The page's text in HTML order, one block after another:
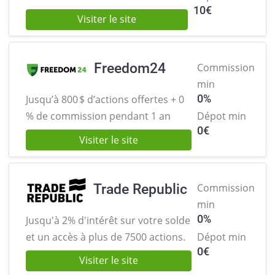
Visiter le site
10€
Freedom24
Jusqu’à 800 $ d’actions offertes +0
% de commission pendant 1 an
Visiter le site
Commission
min
0%
Dépot min
0€
Trade Republic
Jusqu'à 2% d'intérêt sur votre solde
et un accès à plus de 7500 actions.
Visiter le site
Commission
min
0%
Dépot min
0€